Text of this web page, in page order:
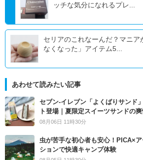
ッチな気分になれるプレ...
セリアのこれなーんだ？マニア
なくなった」アイテム5...
あわせて読みたい記事
セブン‐イレブン「よくばりサンド
ト登場｜夏限定スイーツサンドの
08月06日 11時30分
虫が苦手な初心者も安心！PICA×
ションで快適キャンプ体験